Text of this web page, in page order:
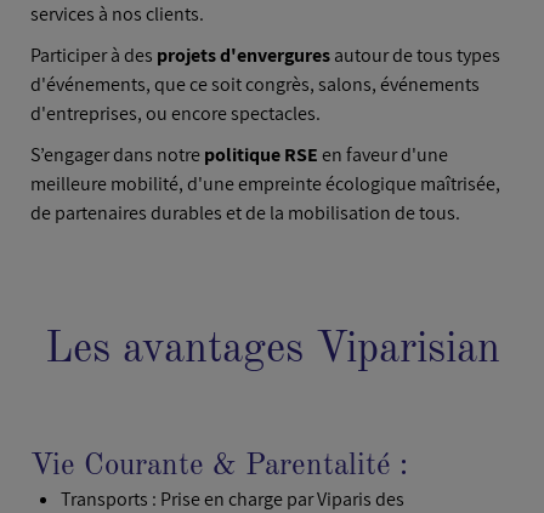
services à nos clients.
Participer à des projets d'enverguresautour de tous types
d'événements, que ce soit congrès, salons, événements
d'entreprises, ou encore spectacles.
S’engager dans notrepolitique RSEen faveur d'une
meilleure mobilité, d'une empreinte écologique maîtrisée,
de partenaires durables et de la mobilisation de tous.
Les avantages Viparisian
Vie Courante & Parentalité :
Transports : Prise en charge par Viparis des